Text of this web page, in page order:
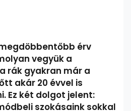
érv
vegyük a
rák gyakran már a
akár 20 évvel is
Ez két dolgot jelent:
szokásaink sokkal